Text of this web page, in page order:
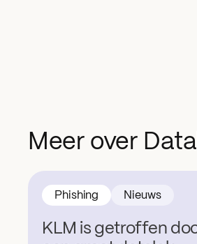
Meer over
KLM is getroffen
Phishing Nieuws